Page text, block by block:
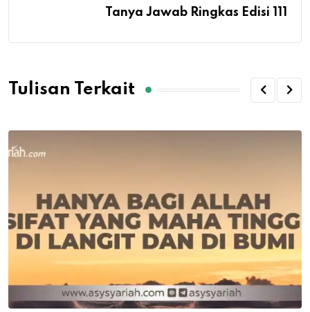
Tanya Jawab Ringkas Edisi 111
Tulisan Terkait